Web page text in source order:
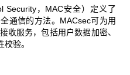
Security，MAC安全）定义了
通信的方法。MACsec可为用
收服务，包括用户数据加密、
验。